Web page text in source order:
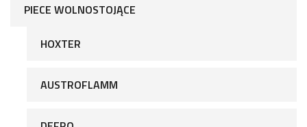
PIECE WOLNOSTOJĄCE
HOXTER
AUSTROFLAMM